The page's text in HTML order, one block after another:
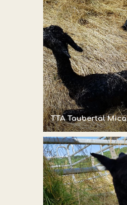
TTA Taubertal Mica